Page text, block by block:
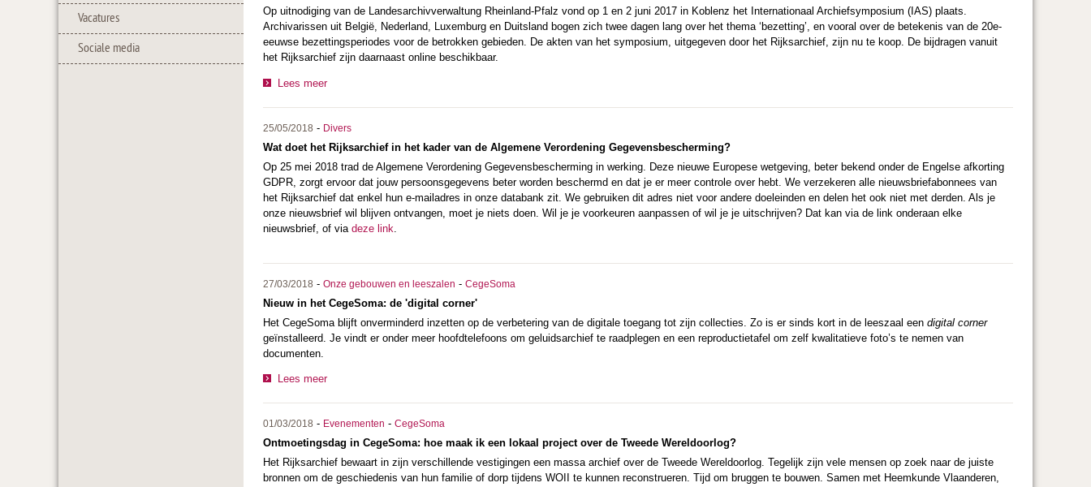
Vacatures
Sociale media
Op uitnodiging van de Landesarchivverwaltung Rheinland-Pfalz vond op 1 en 2 juni 2017 in Koblenz het Internationaal Archiefsymposium (IAS) plaats.
Archivarissen uit België, Nederland, Luxemburg en Duitsland bogen zich twee dagen lang over het thema ‘bezetting’, en vooral over de betekenis van de 20e-
eeuwse bezettingsperiodes voor de betrokken gebieden. De akten van het symposium, uitgegeven door het Rijksarchief, zijn nu te koop. De bijdragen vanuit
het Rijksarchief zijn daarnaast online beschikbaar.
Lees meer
25/05/2018 - Divers
Wat doet het Rijksarchief in het kader van de Algemene Verordening Gegevensbescherming?
Op 25 mei 2018 trad de Algemene Verordening Gegevensbescherming in werking. Deze nieuwe Europese wetgeving, beter bekend onder de Engelse afkorting
GDPR, zorgt ervoor dat jouw persoonsgegevens beter worden beschermd en dat je er meer controle over hebt. We verzekeren alle nieuwsbriefabonnees van
het Rijksarchief dat enkel hun e-mailadres in onze databank zit. We gebruiken dit adres niet voor andere doeleinden en delen het ook niet met derden. Als je
onze nieuwsbrief wil blijven ontvangen, moet je niets doen. Wil je je voorkeuren aanpassen of wil je je uitschrijven? Dat kan via de link onderaan elke
nieuwsbrief, of via deze link
27/03/2018 - Onze gebouwen en leeszalen - CegeSoma
Nieuw in het CegeSoma: de 'digital corner'
Het CegeSoma blijft onverminderd inzetten op de verbetering van de digitale toegang tot zijn collecties. Zo is er sinds kort in de leeszaal een digital corner
geïnstalleerd. Je vindt er onder meer hoofdtelefoons om geluidsarchief te raadplegen en een reproductietafel om zelf kwalitatieve foto’s te nemen van
documenten.
Lees meer
01/03/2018 - Evenementen - CegeSoma
Ontmoetingsdag in CegeSoma: hoe maak ik een lokaal project over de Tweede Wereldoorlog?
Het Rijksarchief bewaart in zijn verschillende vestigingen een massa archief over de Tweede Wereldoorlog. Tegelijk zijn vele mensen op zoek naar de juiste
bronnen om de geschiedenis van hun familie of dorp tijdens WOII te kunnen reconstrueren. Tijd om bruggen te bouwen. Samen met Heemkunde Vlaanderen,